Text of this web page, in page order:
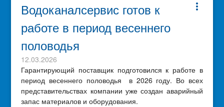
more_vert
Водоканалсервис готов к
работе в период весеннего
половодья
12.03.2026
Гарантирующий поставщик подготовился к работе в
период весеннего половодья в 2026 году. Во всех
представительствах компании уже создан аварийный
запас материалов и оборудования.